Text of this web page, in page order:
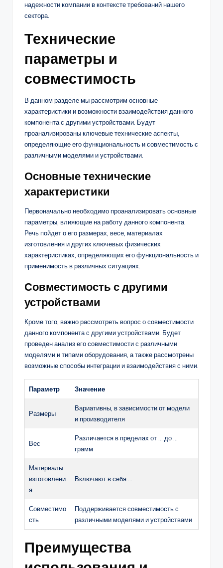
надежности компании в контексте требований нашего
сектора.
Технические
параметры и
совместимость
В данном разделе мы рассмотрим основные
характеристики и возможности взаимодействия данного
компонента с другими устройствами. Будут
проанализированы ключевые технические аспекты,
определяющие его функциональность и совместимость с
различными моделями и устройствами.
Основные технические
характеристики
Первоначально необходимо проанализировать основные
параметры, влияющие на работу данного компонента.
Речь пойдет о его размерах, весе, материалах
изготовления и других ключевых физических
характеристиках, определяющих его функциональность и
применимость в различных ситуациях.
Совместимость с другими
устройствами
Кроме того, важно рассмотреть вопрос о совместимости
данного компонента с другими устройствами. Будет
проведен анализ его совместимости с различными
моделями и типами оборудования, а также рассмотрены
возможные способы интеграции и взаимодействия с ними.
Параметр Значение
Размеры
Вариативны, в зависимости от модели
и производителя
Вес
Различается в пределах от … до …
грамм
Материалы
изготовлени
я
Включают в себя …
Совместимо
сть
Поддерживается совместимость с
различными моделями и устройствами
Преимущества